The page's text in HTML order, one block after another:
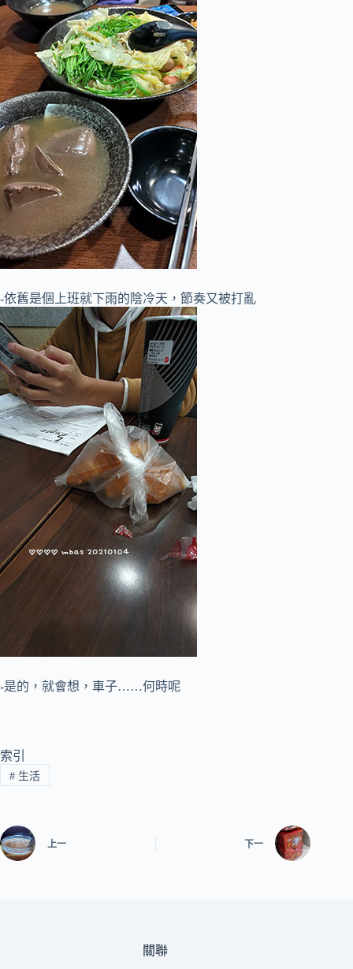
-依舊是個上班就下雨的陰冷天，節奏又被打亂
-是的，就會想，車子……何時呢
索引
#生活
上一 下一
關聯